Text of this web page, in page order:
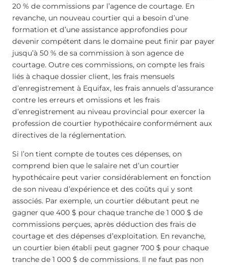
20 % de commissions par l’agence de courtage. En
revanche, un nouveau courtier qui a besoin d’une
formation et d’une assistance approfondies pour
devenir compétent dans le domaine peut finir par payer
jusqu’à 50 % de sa commission à son agence de
courtage. Outre ces commissions, on compte les frais
liés à chaque dossier client, les frais mensuels
d’enregistrement à Equifax, les frais annuels d’assurance
contre les erreurs et omissions et les frais
d’enregistrement au niveau provincial pour exercer la
profession de courtier hypothécaire conformément aux
directives de la réglementation.
Si l’on tient compte de toutes ces dépenses, on
comprend bien que le salaire net d’un courtier
hypothécaire peut varier considérablement en fonction
de son niveau d’expérience et des coûts qui y sont
associés. Par exemple, un courtier débutant peut ne
gagner que 400 $ pour chaque tranche de 1 000 $ de
commissions perçues, après déduction des frais de
courtage et des dépenses d’exploitation. En revanche,
un courtier bien établi peut gagner 700 $ pour chaque
tranche de 1 000 $ de commissions. Il ne faut pas non